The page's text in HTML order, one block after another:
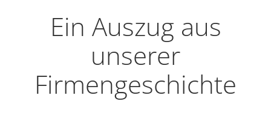
Ein Auszug aus
unserer
Firmengeschichte